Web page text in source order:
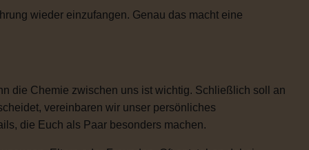
wieder einzufangen. Genau das macht eine
die Chemie zwischen uns ist wichtig. Schließlich soll an
vereinbaren wir unser persönliches
die Euch als Paar besonders machen.